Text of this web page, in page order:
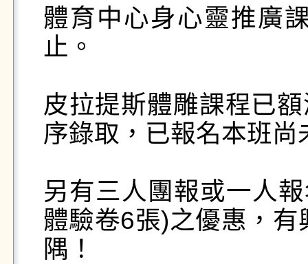
體育中心身心靈推廣
止。
皮拉提斯體雕課程已
序錄取，已報名本班
另有三人團報或一人
體驗卷6張)之優惠，
隅！